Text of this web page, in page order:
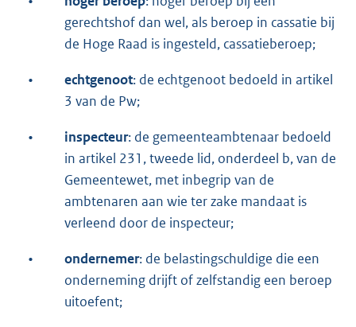
gerechtshof dan wel, als beroep in cassatie bij
de Hoge Raad is ingesteld, cassatieberoep;
• echtgenoot: de echtgenoot bedoeld in artikel
3 van de Pw;
• inspecteur: de gemeenteambtenaar bedoeld
in artikel 231, tweede lid, onderdeel b, van de
Gemeentewet, met inbegrip van de
ambtenaren aan wie ter zake mandaat is
verleend door de inspecteur;
• ondernemer: de belastingschuldige die een
onderneming drijft of zelfstandig een beroep
uitoefent;